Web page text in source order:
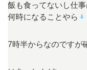
飯も食ってないし仕
何時になることやら
7時半からなのですが